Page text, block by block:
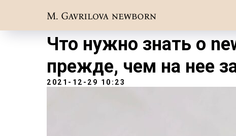
Что нужно знать о
прежде, чем на нее
2021-12-29 10:23